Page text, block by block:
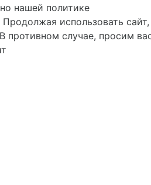
нашей политике
использовать
противном случае, просим